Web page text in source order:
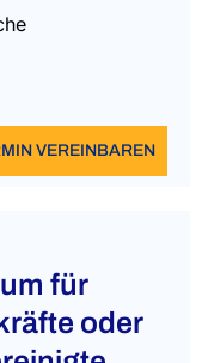
VEREINBAREN
für
oder